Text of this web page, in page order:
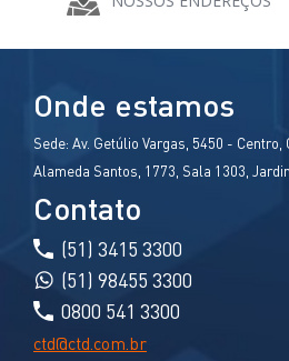
Onde estamos
Sede: Av. Getúlio Vargas, 5450 - Centro,
Alameda Santos, 1773, Sala 1303,
Contato
(51) 3415 3300
(51) 98455 3300
0800 541 3300
ctd@ctd.com.br